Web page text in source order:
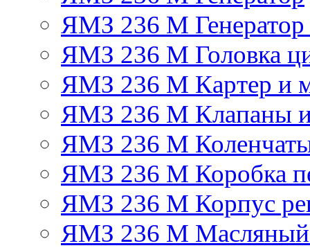
ЯМЗ 236 М Генератор
ЯМЗ 236 М Головка
ЯМЗ 236 М Картер и
ЯМЗ 236 М Клапаны и
ЯМЗ 236 М
ЯМЗ 236 М Коробка
ЯМЗ 236 М Корпус
ЯМЗ 236 М Масляный